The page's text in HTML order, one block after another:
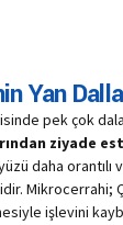
Yan
pek çok dala
ziyade
daha orantılı
Mikrocerrahi;
işlevini